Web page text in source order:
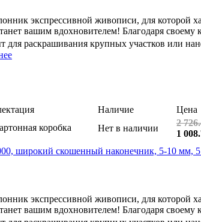
экспрессивной живописи, для которой
вашим вдохновителем! Благодаря
для раскрашивания крупных участков или
Наличие Цена
коробка Нет в наличии
2
1
широкий скошенный наконечник, 5-10 мм,
экспрессивной живописи, для которой
вашим вдохновителем! Благодаря